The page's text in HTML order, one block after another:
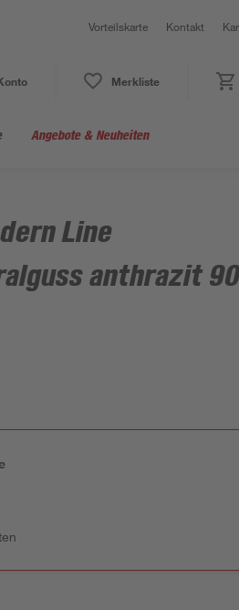
Vorteilskarte Kontakt
Merkliste
Angebote & Neuheiten
Line
anthrazit